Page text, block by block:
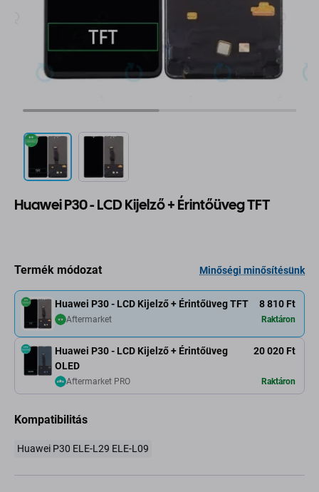
Huawei P30 - LCD Kijelző + Érintőüveg TFT
Termék módozat Minőségi minősítésünk
Huawei P30 - LCD Kijelző + Érintőüveg
OLED
20 020 Ft
Aftermarket PRO Raktáron
Huawei P30 - LCD Kijelző + Érintőüveg TFT 8 810 Ft
Aftermarket Raktáron
Kompatibilitás
Huawei P30 ELE-L29 ELE-L09